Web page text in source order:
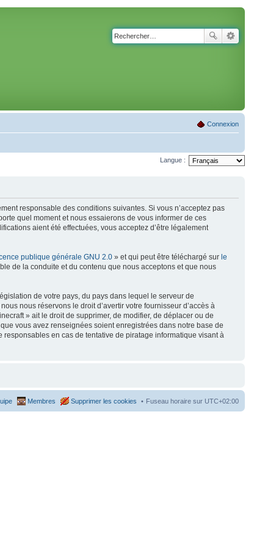
Connexion
Langue :
responsable des conditions suivantes. Si vous n’acceptez pas
quel moment et nous essaierons de vous informer de ces
aient été effectuées, vous acceptez d’être légalement
publique générale GNU 2.0 » et qui peut être téléchargé sur le
de la conduite et du contenu que nous acceptons et que nous
de votre pays, du pays dans lequel le serveur de
nous réservons le droit d’avertir votre fournisseur d’accès à
» ait le droit de supprimer, de modifier, de déplacer ou de
vous avez renseignées soient enregistrées dans notre base de
en cas de tentative de piratage informatique visant à
Fuseau horaire sur UTC+02:00
Supprimer les cookies
Membres